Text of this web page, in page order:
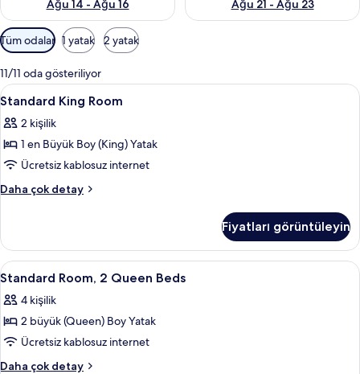
Ağu 14 - Ağu 16
Ağu 21 - Ağu 23
Odalar
için
mevcut
filtreler
Tüm odalar 1 yatak 2 yatak
11/11 oda gösteriliyor
Standard
King
Room
için
tüm
fotoğrafları
Kaliteli yatak takımı, odada kasa, masa
6
Standard King Room
2 kişilik
1 en Büyük Boy (King) Yatak
Ücretsiz kablosuz internet
Daha çok detay
Standard
daha
fazla
detay
Fiyatları görüntüleyin
Standard
Room,
2
Queen
Beds
için
Kaliteli yatak takımı, odada kasa, masa
4
Standard Room, 2 Queen Beds
4 kişilik
2 büyük (Queen) Boy Yatak
Ücretsiz kablosuz internet
Daha çok detay
Standard